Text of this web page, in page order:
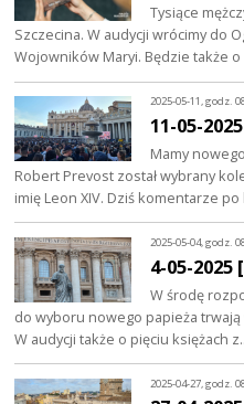
Tysiące
Szczecina. W audycji wrócimy do
Wojowników Maryi. Będzie także
2025-05-11, godz.
11-05-
Mamy
Robert Prevost został wybrany
imię Leon XIV. Dziś komentarze
2025-05-04, godz.
4-05-
W środę
do wyboru nowego papieża trwają
W audycji także o pięciu księżach
2025-04-27, godz.